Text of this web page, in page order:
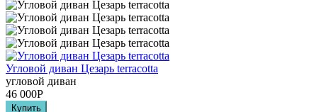
Угловой диван Цезарь terracotta
угловой диван
46 000Р